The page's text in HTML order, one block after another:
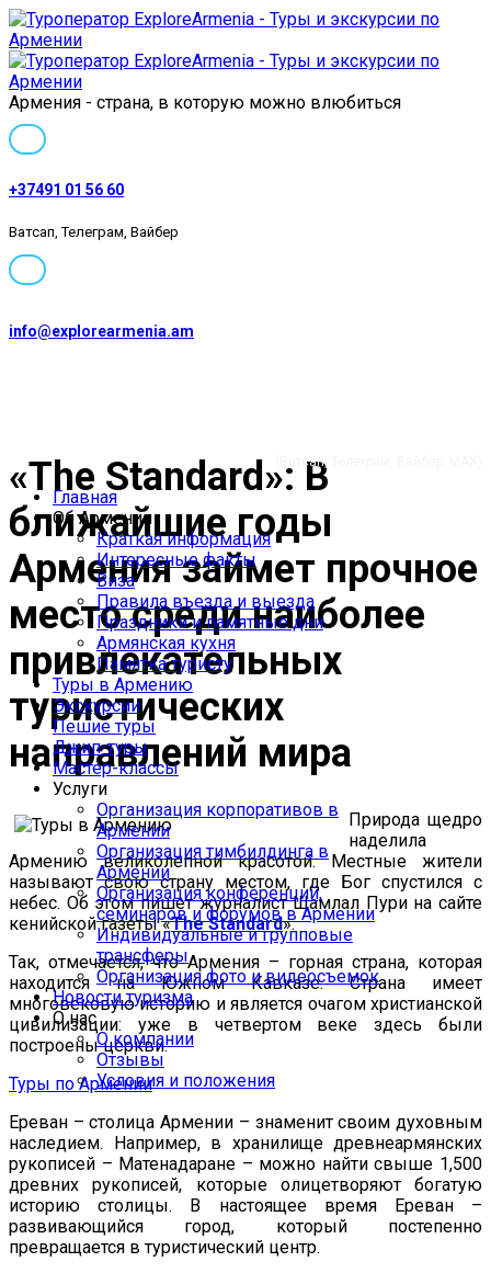
Армения - страна, в которую можно влюбиться
+37491 01 56 60
Ватсап, Телеграм, Вайбер
info@explorearmenia.am
(Ватсап, Телеграм, Вайбер, MAX)
Главная
Об Армении
Краткая информация
Интересные факты
Виза
Правила въезда и выезда
Праздники и памятные дни
Армянская кухня
Памятка туристу
Туры в Армению
Экскурсии
Пешие туры
Джип-туры
Мастер-классы
Услуги
Организация корпоративов в
Армении
Организация тимбилдинга в
Армении
Организация конференций,
семинаров и форумов в Армении
Индивидуальные и групповые
трансферы
Организация фото и видеосъемок
Новости туризма
О нас
О компании
Отзывы
Условия и положения
«The Standard»: В
ближайшие годы
Армения займет прочное
место среди наиболее
привлекательных
туристических
направлений мира
Природа щедро
наделила
Армению великолепной красотой. Местные жители
называют свою страну местом, где Бог спустился с
небес. Об этом пишет журналист Шамлал Пури на сайте
кенийской газеты «The Standard».
Так, отмечается, что Армения – горная страна, которая
находится на Южном Кавказе. Страна имеет
многовековую историю и является очагом христианской
цивилизации: уже в четвертом веке здесь были
построены церкви.
Туры по Армении
Ереван – столица Армении – знаменит своим духовным
наследием. Например, в хранилище древнеармянских
рукописей – Матенадаране – можно найти свыше 1,500
древних рукописей, которые олицетворяют богатую
историю столицы. В настоящее время Ереван –
развивающийся город, который постепенно
превращается в туристический центр.